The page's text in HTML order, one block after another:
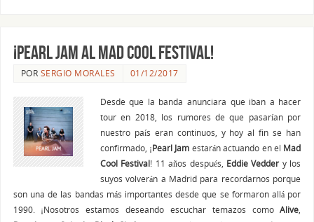
¡Pearl Jam al Mad Cool Festival!
POR SERGIO MORALES 01/12/2017
Desde que la banda anunciara que iban a hacer
tour en 2018, los rumores de que pasarían por
nuestro país eran continuos, y hoy al fin se han
confirmado, ¡Pearl Jam estarán actuando en el Mad
Cool Festival! 11 años después, Eddie Veddery los
suyos volverán a Madrid para recordarnos porque
son una de las bandas más importantes desde que se formaron allá por
1990. ¡Nosotros estamos deseando escuchar temazos comoAlive